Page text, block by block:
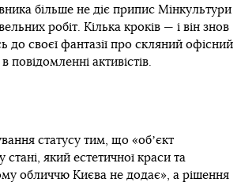
більше не діє припис Мінкультури
робіт. Кілька кроків — і він знов
до своєї фантазії про скляний офісний
повідомленні активістів.
статусу тим, що «обʼєкт
стані, який естетичної краси та
обличчю Києва не додає», а рішення